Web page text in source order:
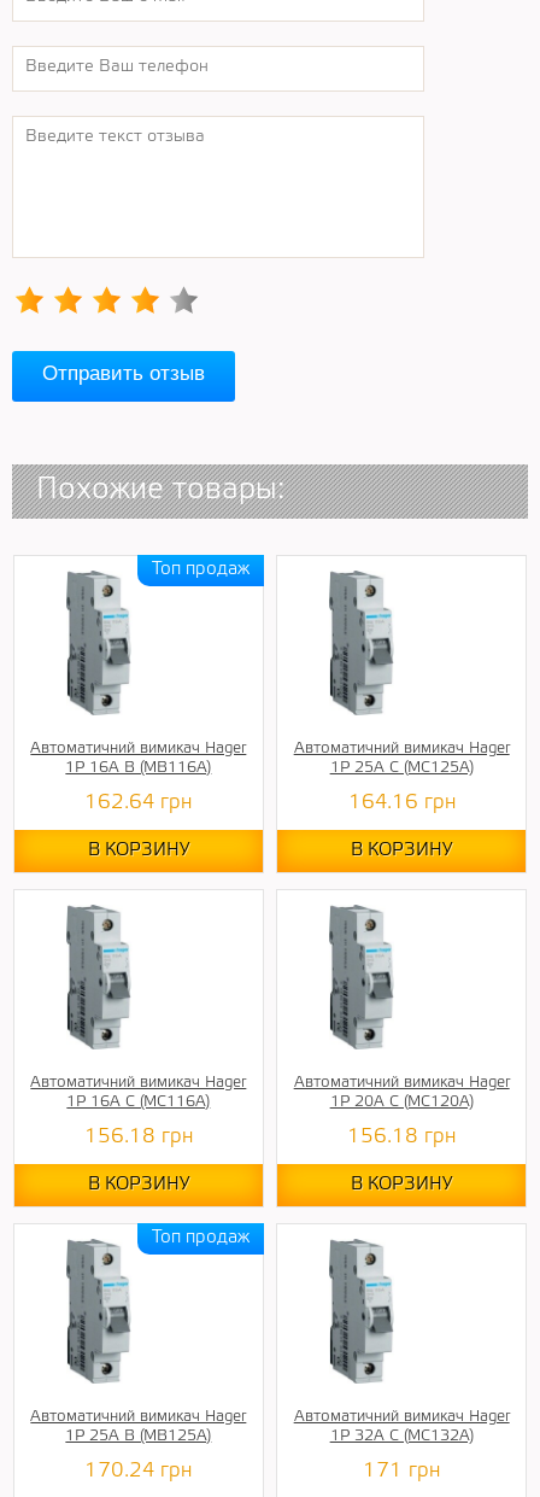
Отправить отзыв
Похожие товары:
Автоматичний вимикач Hager
1P 16A B (MB116A)
162.64 грн
В КОРЗИНУ
Автоматичний вимикач Hager
1P 25A C (MC125A)
164.16 грн
В КОРЗИНУ
Автоматичний вимикач Hager
1P 16A C (MC116A)
156.18 грн
В КОРЗИНУ
Автоматичний вимикач Hager
1P 20A C (MC120A)
156.18 грн
В КОРЗИНУ
Автоматичний вимикач Hager
1P 25A B (MB125A)
170.24 грн
Автоматичний вимикач Hager
1P 32A C (MC132A)
171 грн